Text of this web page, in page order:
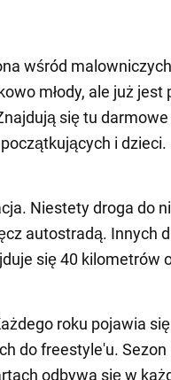
wśród
młody, ale już jest
się tu darmowe
i dzieci.
Niestety droga do
autostradą. Innych
się 40 kilometrów
roku pojawia
do freestyle'u.
odbywa się w